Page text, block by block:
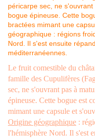
Le fruit comestible du
famille des Cupulifères
sec, ne s'ouvrant pas à
épineuse. Cette bogue est
mimant une capsule et
Origine géographique :
l'hémisphère Nord. Il s'est